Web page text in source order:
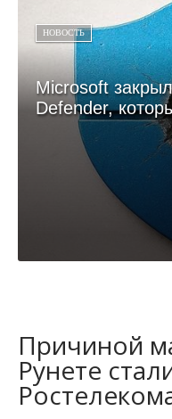
НОВОСТЬ
Microsoft
Defender,
Причиной
Рунете